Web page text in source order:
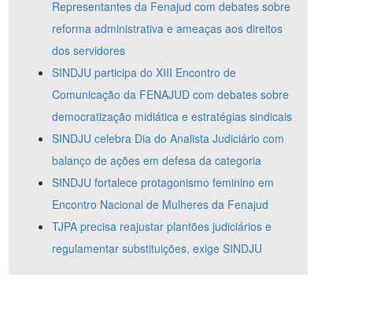
Representantes da Fenajud com debates sobre
reforma administrativa e ameaças aos direitos
dos servidores
SINDJU participa do XIII Encontro de
Comunicação da FENAJUD com debates sobre
democratização midiática e estratégias sindicais
SINDJU celebra Dia do Analista Judiciário com
balanço de ações em defesa da categoria
SINDJU fortalece protagonismo feminino em
Encontro Nacional de Mulheres da Fenajud
TJPA precisa reajustar plantões judiciários e
regulamentar substituições, exige SINDJU